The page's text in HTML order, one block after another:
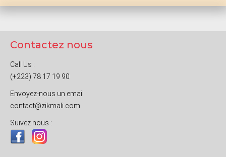
Contactez nous
Call Us :
(+223) 78 17 19 90
Envoyez-nous un email :
contact@zikmali.com
Suivez nous :